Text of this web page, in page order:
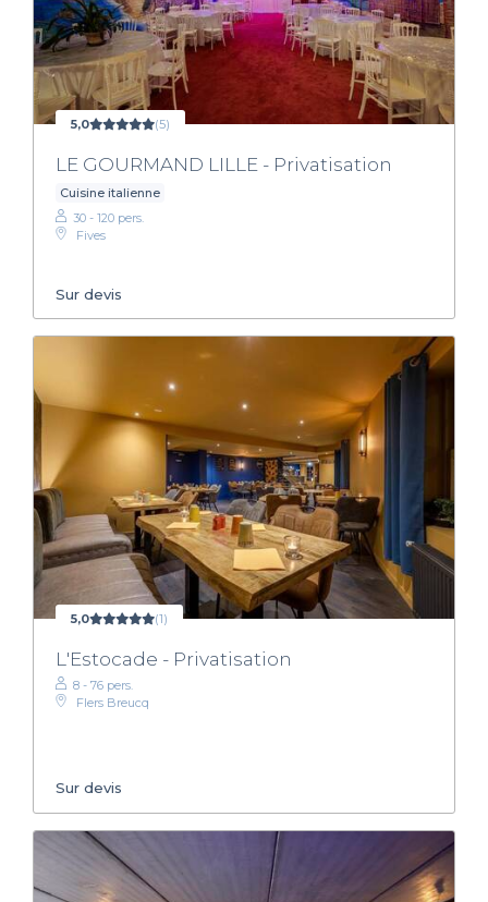
5,0 (5)
LE GOURMAND LILLE - Privatisation
Cuisine italienne
30 - 120 pers.
Fives
Sur devis
5,0 (1)
L'Estocade - Privatisation
8 - 76 pers.
Flers Breucq
Sur devis